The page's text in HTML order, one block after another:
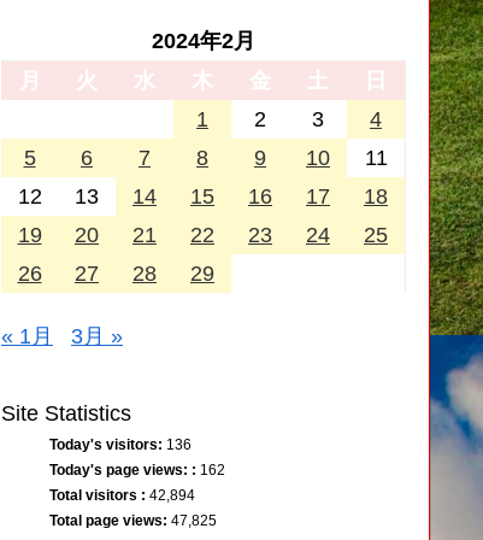
2024年2月
月
火 水 木 金 土
日
1
2 3
4
5
6 7 8 9 10
11
12
13 14 15 16 17
18
19
20 21 22 23 24
25
26
27 28 29
« 1月 3月 »
Site Statistics
Today's visitors: 136
Today's page views: : 162
Total visitors : 42,894
Total page views: 47,825